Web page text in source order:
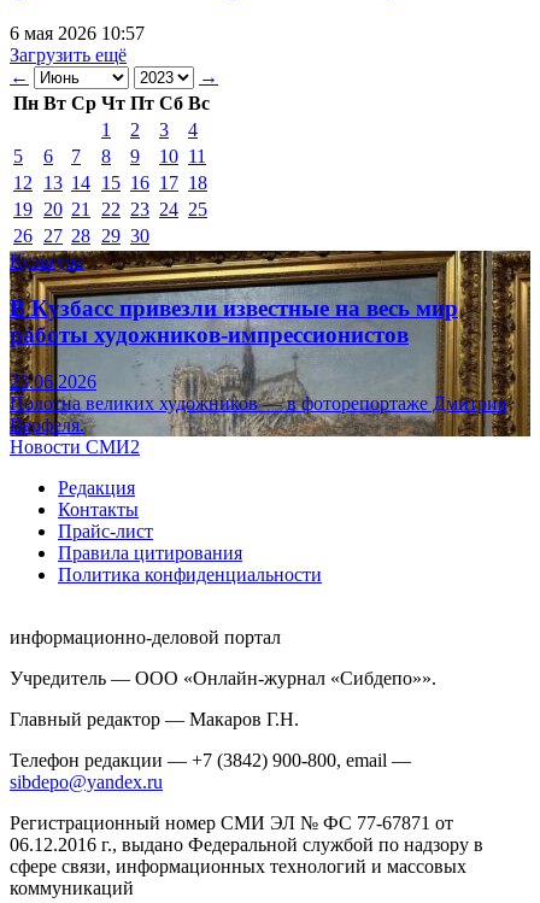
6 мая 2026 10:57
Загрузить ещё
←
→
Пн Вт Ср Чт Пт Сб Вс
1
2 3
4
5
6 7 8 9 10 11
12
13 14 15 16 17 18
19 20 21 22 23 24 25
26 27 28 29 30
Культура
В Кузбасс привезли известные на весь мир
работы художников-импрессионистов
23.06.2026
Полотна великих художников — в фоторепортаже Дмитрия
Верфеля.
Новости СМИ2
Редакция
Контакты
Прайс-лист
Правила цитирования
Политика конфиденциальности
информационно-деловой портал
Учредитель — ООО «Онлайн-журнал «Сибдепо»».
Главный редактор — Макаров Г.Н.
Телефон редакции — +7 (3842) 900-800, email —
sibdepo@yandex.ru
Регистрационный номер СМИ ЭЛ № ФС 77-67871 от
06.12.2016 г., выдано Федеральной службой по надзору в
сфере связи, информационных технологий и массовых
коммуникаций